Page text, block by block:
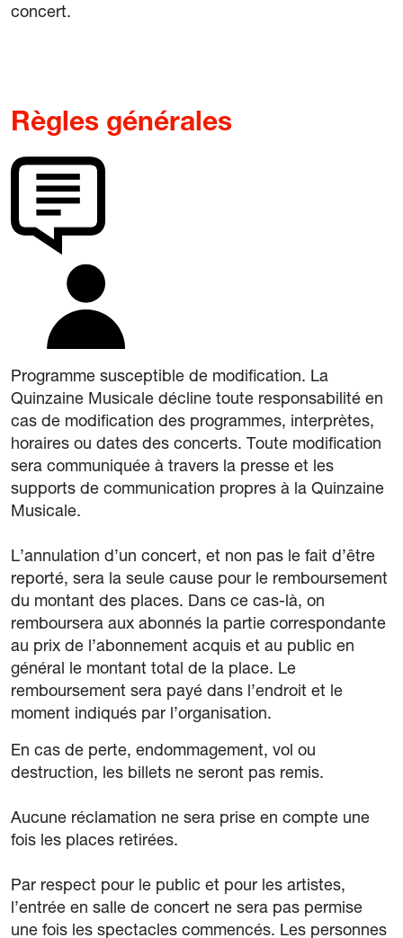
concert.
Règles générales
Programme susceptible de modification. La
Quinzaine Musicale décline toute responsabilité en
cas de modification des programmes, interprètes,
horaires ou dates des concerts. Toute modification
sera communiquée à travers la presse et les
supports de communication propres à la Quinzaine
Musicale.
L’annulation d’un concert, et non pas le fait d’être
reporté, sera la seule cause pour le remboursement
du montant des places. Dans ce cas-là, on
remboursera aux abonnés la partie correspondante
au prix de l’abonnement acquis et au public en
général le montant total de la place. Le
remboursement sera payé dans l’endroit et le
moment indiqués par l’organisation.
En cas de perte, endommagement, vol ou
destruction, les billets ne seront pas remis.
Aucune réclamation ne sera prise en compte une
fois les places retirées.
Par respect pour le public et pour les artistes,
l’entrée en salle de concert ne sera pas permise
une fois les spectacles commencés. Les personnes